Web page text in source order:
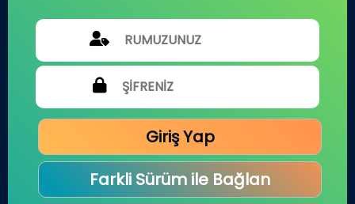
Giriş Yap
Farkli Sürüm ile Bağlan